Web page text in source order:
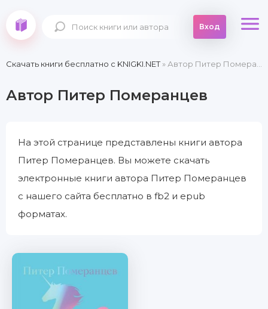
Вход
Скачать книги бесплатно c KNIGKI.NET» Автор Питер Померанцев
Автор Питер Померанцев
На этой странице представлены книги автора
Питер Померанцев. Вы можете скачать
электронные книги автора Питер Померанцев
с нашего сайта бесплатно в fb2 и epub
форматах.